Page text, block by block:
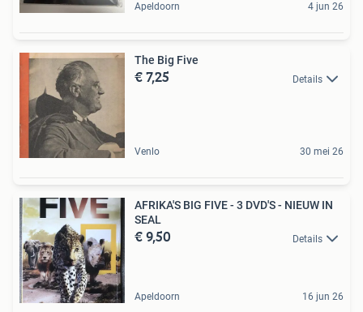
Apeldoorn 4 jun 26
The Big Five
€ 7,25 Details
Venlo 30 mei 26
AFRIKA'S BIG FIVE - 3 DVD'S - NIEUW IN
SEAL
€ 9,50 Details
Apeldoorn 16 jun 26